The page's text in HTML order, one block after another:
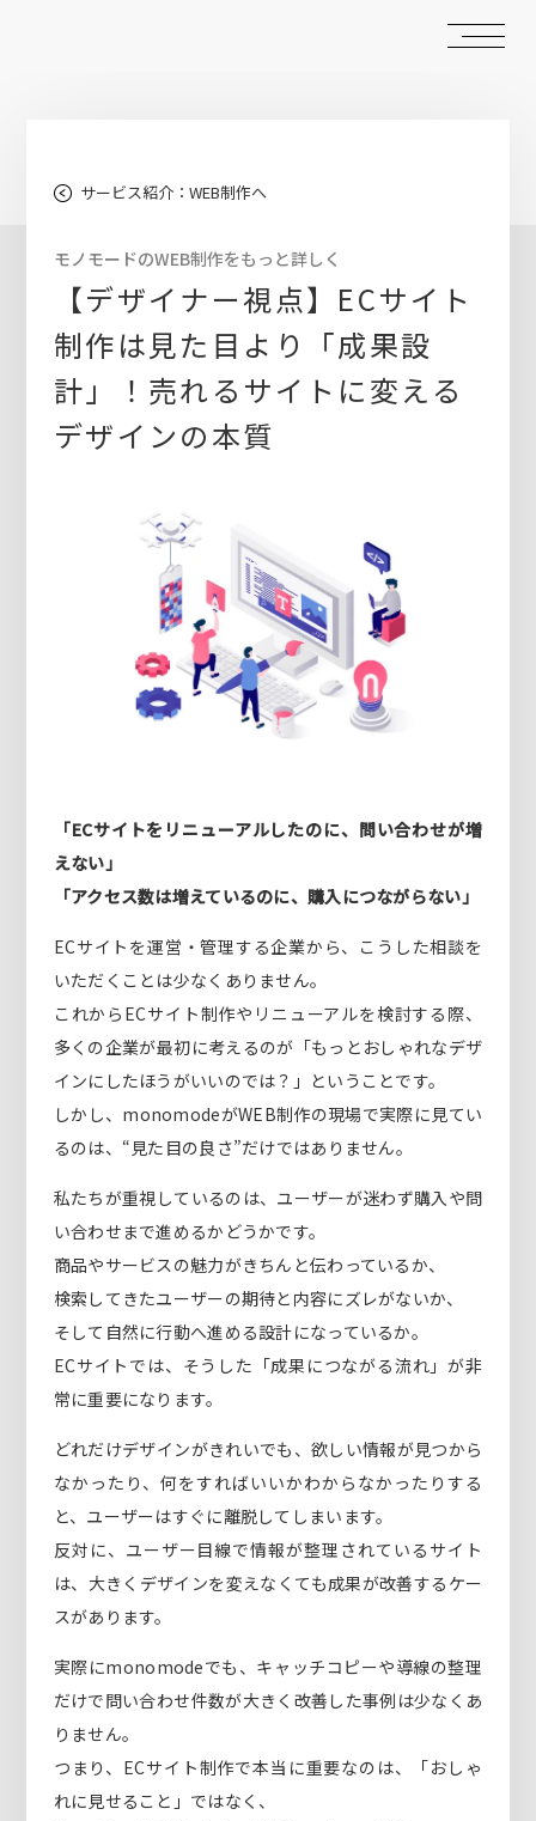
サービス紹介：WEB制作へ
モノモードのWEB制作をもっと詳しく
【デザイナー視点】ECサイト
制作は見た目より「成果設
計」！売れるサイトに変える
デザインの本質
「ECサイトをリニューアルしたのに、問い合わせが増
えない」
「アクセス数は増えているのに、購入につながらない」
ECサイトを運営・管理する企業から、こうした相談を
いただくことは少なくありません。
これからECサイト制作やリニューアルを検討する際、
多くの企業が最初に考えるのが「もっとおしゃれなデザ
インにしたほうがいいのでは？」ということです。
しかし、monomodeがWEB制作の現場で実際に見てい
るのは、“見た目の良さ”だけではありません。
私たちが重視しているのは、ユーザーが迷わず購入や問
い合わせまで進めるかどうかです。
商品やサービスの魅力がきちんと伝わっているか、
検索してきたユーザーの期待と内容にズレがないか、
そして自然に行動へ進める設計になっているか。
ECサイトでは、そうした「成果につながる流れ」が非
常に重要になります。
どれだけデザインがきれいでも、欲しい情報が見つから
なかったり、何をすればいいかわからなかったりする
と、ユーザーはすぐに離脱してしまいます。
反対に、ユーザー目線で情報が整理されているサイト
は、大きくデザインを変えなくても成果が改善するケー
スがあります。
実際にmonomodeでも、キャッチコピーや導線の整理
だけで問い合わせ件数が大きく改善した事例は少なくあ
りません。
つまり、ECサイト制作で本当に重要なのは、「おしゃ
れに見せること」ではなく、